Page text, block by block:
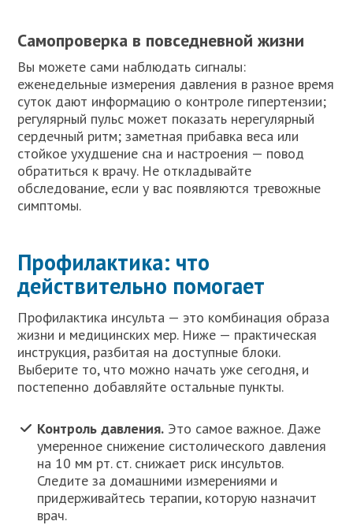
Самопроверка в повседневной жизни
Вы можете сами наблюдать сигналы:
еженедельные измерения давления в разное время
суток дают информацию о контроле гипертензии;
регулярный пульс может показать нерегулярный
сердечный ритм; заметная прибавка веса или
стойкое ухудшение сна и настроения — повод
обратиться к врачу. Не откладывайте
обследование, если у вас появляются тревожные
симптомы.
Профилактика: что
действительно помогает
Профилактика инсульта — это комбинация образа
жизни и медицинских мер. Ниже — практическая
инструкция, разбитая на доступные блоки.
Выберите то, что можно начать уже сегодня, и
постепенно добавляйте остальные пункты.
Контроль давления. Это самое важное. Даже
умеренное снижение систолического давления
на 10 мм рт. ст. снижает риск инсультов.
Следите за домашними измерениями и
придерживайтесь терапии, которую назначит
врач.